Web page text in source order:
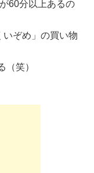
60分以上あるの
いぞめ」の買い物
（笑）